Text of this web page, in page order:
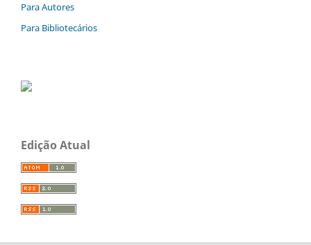
Para Autores
Para Bibliotecários
Edição Atual